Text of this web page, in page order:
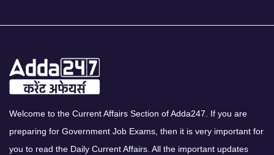
Welcome to the Current Affairs Section of Adda247. If you are
preparing for Government Job Exams, then it is very important for
you to read the Daily Current Affairs. All the important updates